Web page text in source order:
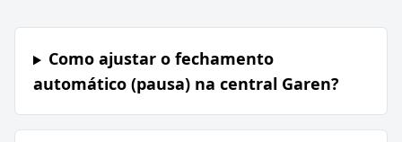
Como ajustar o fechamento
automático (pausa) na central Garen?